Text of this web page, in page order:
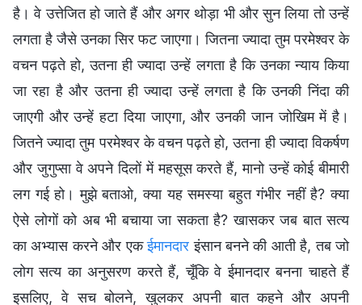
है। वे उत्तेजित हो जाते हैं और अगर थोड़ा भी और सुन लिया तो उन्हें
लगता है जैसे उनका सिर फट जाएगा। जितना ज्यादा तुम परमेश्वर के
वचन पढ़ते हो, उतना ही ज्यादा उन्हें लगता है कि उनका न्याय किया
जा रहा है और उतना ही ज्यादा उन्हें लगता है कि उनकी निंदा की
जाएगी और उन्हें हटा दिया जाएगा, और उनकी जान जोखिम में है।
जितने ज्यादा तुम परमेश्वर के वचन पढ़ते हो, उतना ही ज्यादा विकर्षण
और जुगुप्सा वे अपने दिलों में महसूस करते हैं, मानो उन्हें कोई बीमारी
लग गई हो। मुझे बताओ, क्या यह समस्या बहुत गंभीर नहीं है? क्या
ऐसे लोगों को अब भी बचाया जा सकता है? खासकर जब बात सत्य
का अभ्यास करने और एकईमानदार इंसान बनने की आती है, तब जो
लोग सत्य का अनुसरण करते हैं, चूँकि वे ईमानदार बनना चाहते हैं
इसलिए, वे सच बोलने, खुलकर अपनी बात कहने और अपनी